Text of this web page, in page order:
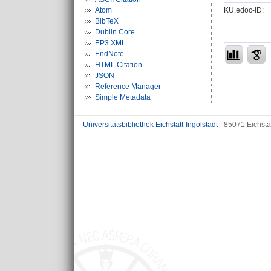
Atom
BibTeX
Dublin Core
EP3 XML
EndNote
HTML Citation
JSON
Reference Manager
Simple Metadata
KU.edoc-ID:
Universitätsbibliothek Eichstätt-Ingolstadt- 85071